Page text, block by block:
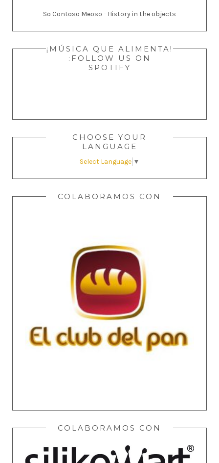
So Contoso Meoso - History in the objects
¡MÚSICA QUE ALIMENTA!
:FOLLOW US ON
SPOTIFY
CHOOSE YOUR
LANGUAGE
Select Language ▼
COLABORAMOS CON
COLABORAMOS CON